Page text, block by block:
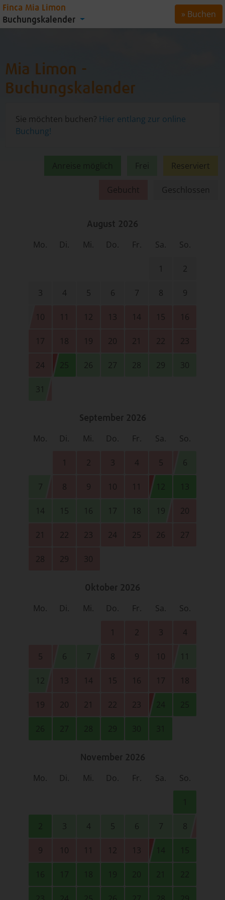
Mia Limon -
Buchungskalender
Sie möchten buchen? Hier entlang zur online
Buchung!
Anreise möglich Frei Reserviert
Gebucht Geschlossen
August 2026
Mo. Di. Mi. Do. Fr. Sa. So.
1 2
3 4 5 6 7 8 9
10 11 12 13 14 15 16
17 18 19 20 21 22 23
24 25 26 27 28 29 30
31
September 2026
Mo. Di. Mi. Do. Fr. Sa. So.
1 2 3 4 5 6
7 8 9 10 11 12 13
14 15 16 17 18 19 20
21 22 23 24 25 26 27
28 29 30
Oktober 2026
Mo. Di. Mi. Do. Fr. Sa. So.
1 2 3 4
5 6 7 8 9 10 11
12 13 14 15 16 17 18
19 20 21 22 23 24 25
26 27 28 29 30 31
November 2026
Mo. Di. Mi. Do. Fr. Sa. So.
2 3 4 5 6 7 8
9 10 11 12 13 14 15
16 17 18 19 20 21 22
Finca Mia Limon
Buchungskalender
» Buchen